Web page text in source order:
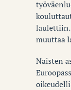
muuttaa
Naisten